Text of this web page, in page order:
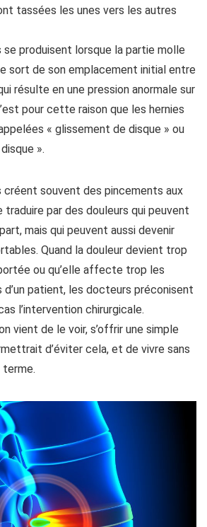
tassées les unes vers les autres
se produisent lorsque la partie molle
sort de son emplacement initial entre
résulte en une pression anormale sur
pour cette raison que les hernies
« glissement de disque » ou
».
créent souvent des pincements aux
par des douleurs qui peuvent
mais qui peuvent aussi devenir
Quand la douleur devient trop
ou qu’elle affecte trop les
patient, les docteurs préconisent
l’intervention chirurgicale.
vient de le voir, s’offrir une simple
d’éviter cela, et de vivre sans
terme.